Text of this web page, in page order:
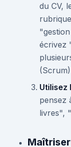
du CV,
écrivez
Utilisez
pensez
livres",